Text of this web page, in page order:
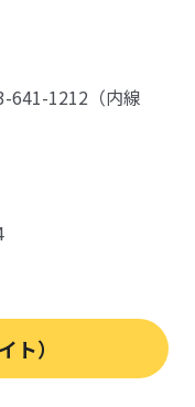
641-1212（内線